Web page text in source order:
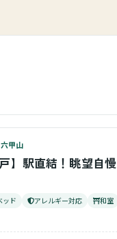
甲山
】駅直結！眺望自慢
ッド アレルギー対応
和室